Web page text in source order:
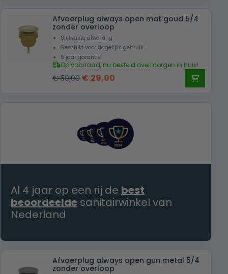
was:
€ 49,00.
is:
€ 25,00.
Afvoerplug always open mat goud 5/4
zonder overloop
Slijtvaste afwerking
Geschikt voor dagelijks gebruik
5 jaar garantie
Op voorraad, nu besteld overmorgen in huis!
€59,00 Oorspronkelijke
was:
€ 29,00
is:
€ 29,00.
Al 4 jaar op een rij de best
beoordeelde sanitairwinkel van
Nederland
Afvoerplug always open gun metal 5/4
zonder overloop